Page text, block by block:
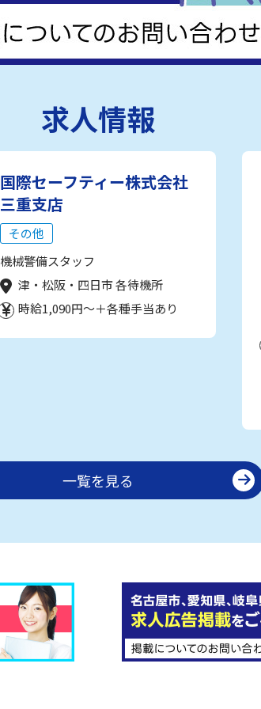
求人情報
国際セーフティー株式会社
三重支店
その他
機械警備スタッフ
津・松阪・四日市 各待機所
時給1,090円～＋各種手当あり
一覧を見る